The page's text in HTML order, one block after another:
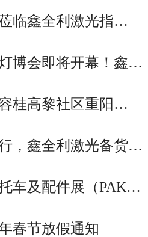
临鑫全利激光指…
博会即将开幕！鑫…
桂高黎社区重阳…
，鑫全利激光备货…
车及配件展（PAK…
春节放假通知